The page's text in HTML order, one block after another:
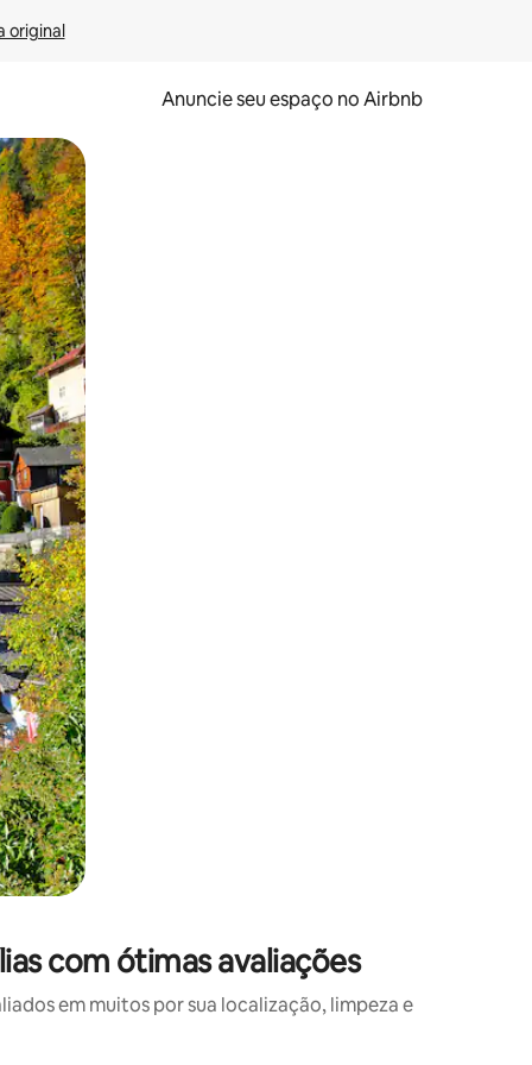
original
Anuncie seu espaço no Airbnb
o dedo na tela.
com ótimas avaliações
em muitos por sua localização, limpeza e